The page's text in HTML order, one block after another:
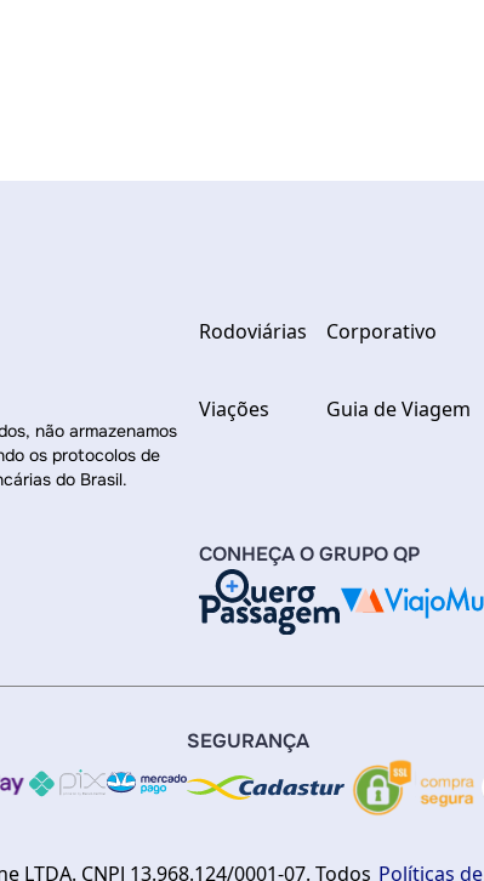
não armazenamos
os protocolos de
do Brasil.
Rodoviárias
Viações
Corporativo
Guia de Viagem
CONHEÇA O GRUPO QP
SEGURANÇA
CNPJ 13.968.124/0001-07. Todos Políticas de